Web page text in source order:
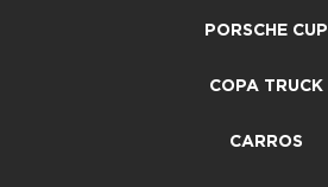
PORSCHE CUP
COPA TRUCK
CARROS